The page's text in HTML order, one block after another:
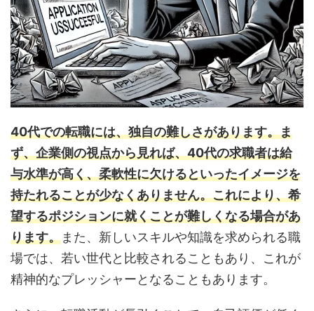
40代での転職には、独自の難しさがあります。ま
ず、企業側の視点から見れば、40代の求職者は給
与水準が高く、柔軟性に欠けるといったイメージを
持たれることが少なくありません。これにより、希
望するポジションに就くことが難しくなる場合があ
ります。また、新しいスキルや知識を求められる職
場では、若い世代と比較されることもあり、これが
精神的なプレッシャーとなることもあります。